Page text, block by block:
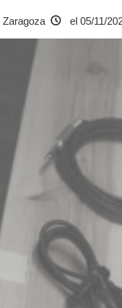
Zaragoza el 05/11/